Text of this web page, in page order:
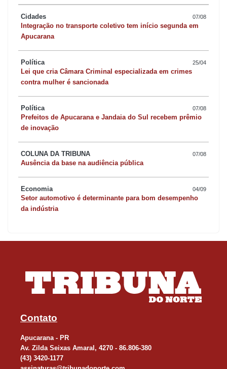
Cidades 07/08
Integração no transporte coletivo tem início segunda em
Apucarana
Política 25/04
Lei que cria Câmara Criminal especializada em crimes
contra mulher é sancionada
Política 07/08
Prefeitos de Apucarana e Jandaia do Sul recebem prêmio
de inovação
COLUNA DA TRIBUNA 07/08
Ausência da base na audiência pública
Economia 04/09
Setor automotivo é determinante para bom desempenho
da indústria
Contato
Apucarana - PR
Av. Zilda Seixas Amaral, 4270 - 86.806-380
(43) 3420-1177